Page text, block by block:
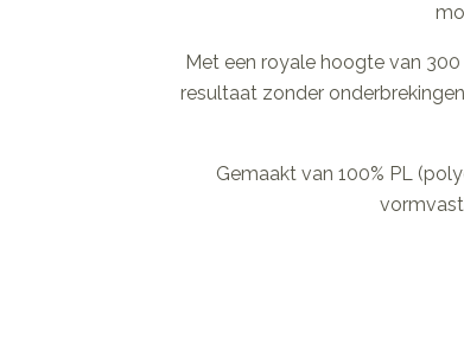
Met een royale hoogte van
resultaat zonder
Gemaakt van 100% PL